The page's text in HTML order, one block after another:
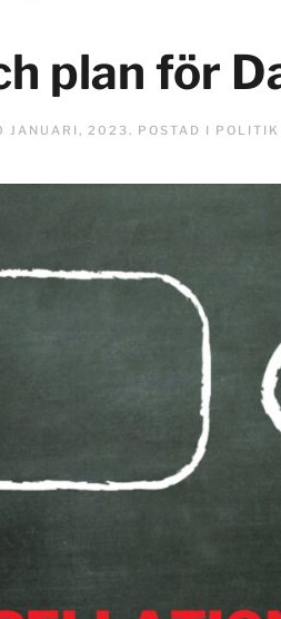
plan för
JANUARI, 2023. POSTAD I POLITIK